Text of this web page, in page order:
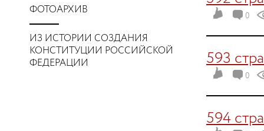
ФОТОАРХИВ
ИЗ ИСТОРИИ СОЗДАНИЯ
КОНСТИТУЦИИ РОССИЙСКОЙ
ФЕДЕРАЦИИ
0
593
0
594